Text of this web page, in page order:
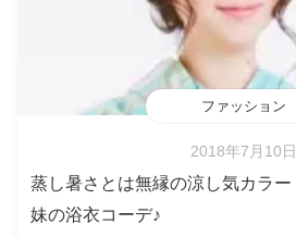
ファッション
2018年7月10日
蒸し暑さとは無縁の涼し気カラ
妹の浴衣コーデ♪